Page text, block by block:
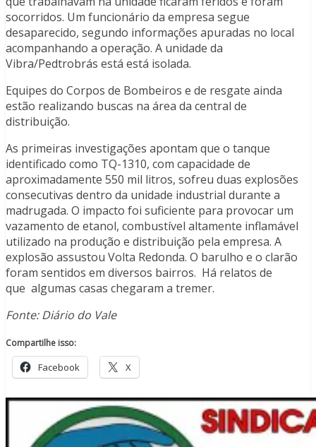
socorridos. Um funcionário da empresa segue
desaparecido, segundo informações apuradas no local
acompanhando a operação. A unidade da
Vibra/Pedtrobrás está está isolada.
Equipes do Corpos de Bombeiros e de resgate ainda
estão realizando buscas na área da central de
distribuição.
As primeiras investigações apontam que o tanque
identificado como TQ-1310, com capacidade de
aproximadamente 550 mil litros, sofreu duas explosões
consecutivas dentro da unidade industrial durante a
madrugada. O impacto foi suficiente para provocar um
vazamento de etanol, combustível altamente inflamável
utilizado na produção e distribuição pela empresa. A
explosão assustou Volta Redonda. O barulho e o clarão
foram sentidos em diversos bairros. Há relatos de
que algumas casas chegaram a tremer.
Fonte: Diário do Vale
Compartilhe isso:
Facebook X